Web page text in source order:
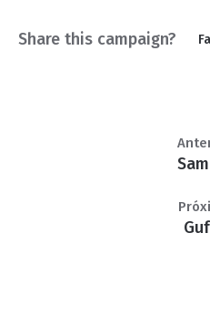
Share this campaign?